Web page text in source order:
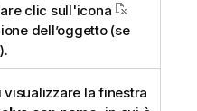
clic sull'icona
dell’oggetto (se
visualizzare la finestra